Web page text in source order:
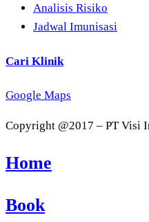
Analisis Risiko
Jadwal Imunisasi
Cari Klinik
Google Maps
Copyright @2017 – PT Visi
Home
Book